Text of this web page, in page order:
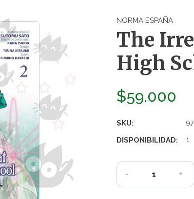
NORMA ESPAÑA
The
High
$59.000
SKU:
DISPONIBILIDAD: 1
- +